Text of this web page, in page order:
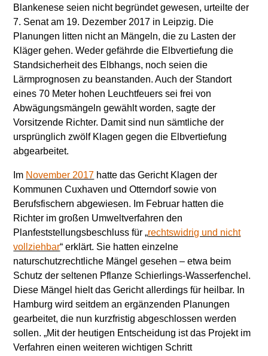
Blankenese seien nicht begründet gewesen, urteilte der
7. Senat am 19. Dezember 2017 in Leipzig. Die
Planungen litten nicht an Mängeln, die zu Lasten der
Kläger gehen. Weder gefährde die Elbvertiefung die
Standsicherheit des Elbhangs, noch seien die
Lärmprognosen zu beanstanden. Auch der Standort
eines 70 Meter hohen Leuchtfeuers sei frei von
Abwägungsmängeln gewählt worden, sagte der
Vorsitzende Richter. Damit sind nun sämtliche der
ursprünglich zwölf Klagen gegen die Elbvertiefung
abgearbeitet.
Im November 2017 hatte das Gericht Klagen der
Kommunen Cuxhaven und Otterndorf sowie von
Berufsfischern abgewiesen. Im Februar hatten die
Richter im großen Umweltverfahren den
Planfeststellungsbeschluss für „rechtswidrig und nicht
vollziehbar“ erklärt. Sie hatten einzelne
naturschutzrechtliche Mängel gesehen – etwa beim
Schutz der seltenen Pflanze Schierlings-Wasserfenchel.
Diese Mängel hielt das Gericht allerdings für heilbar. In
Hamburg wird seitdem an ergänzenden Planungen
gearbeitet, die nun kurzfristig abgeschlossen werden
sollen. „Mit der heutigen Entscheidung ist das Projekt im
Verfahren einen weiteren wichtigen Schritt